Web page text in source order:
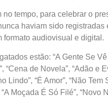
no tempo, para celebrar o
haviam sido
formato audiovisual e digital.
estão: “A Gente Se
“Cena de Novela”, “Adão e
Lindo”, “É Amor”, “Não
“A Moçada É Só Filé”,